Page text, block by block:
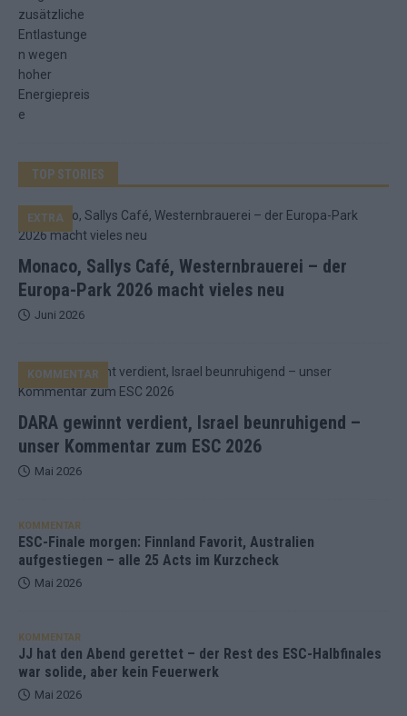
TOP STORIES
Monaco, Sallys Café, Westernbrauerei – der
Europa-Park 2026 macht vieles neu
EXTRA
Juni 2026
DARA gewinnt verdient, Israel beunruhigend –
unser Kommentar zum ESC 2026
KOMMENTAR
Mai 2026
KOMMENTAR
ESC-Finale morgen: Finnland Favorit, Australien
aufgestiegen – alle 25 Acts im Kurzcheck
Mai 2026
KOMMENTAR
JJ hat den Abend gerettet – der Rest des ESC-Halbfinales
war solide, aber kein Feuerwerk
Mai 2026